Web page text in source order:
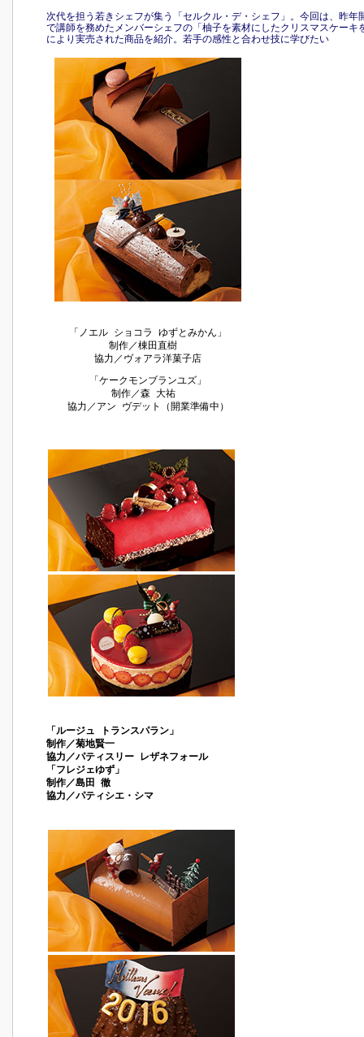
次代を担う若きシェフが集う「セルクル・デ・シェフ」。今回は、昨年
で講師を務めたメンバーシェフの「柚子を素材にしたクリスマスケーキ
により実売された商品を紹介。若手の感性と合わせ技に学びたい
「ノエル ショコラ ゆずとみかん」
制作／棟田直樹
協力／ヴォアラ洋菓子店
「ケークモンブランユズ」
制作／森 大祐
協力／アン ヴデット（開業準備中）
「ルージュ トランスパラン」
制作／菊地賢一
協力／パティスリー レザネフォール
「フレジェゆず」
制作／島田 徹
協力／パティシエ・シマ